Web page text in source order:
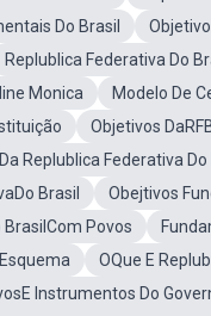
Do Brasil
Replublica Federativa Do
Monica
Modelo De
Objetivos
Replublica Federativa Do
Brasil
Obejtivos
Povos
OQue E
Instrumentos Do